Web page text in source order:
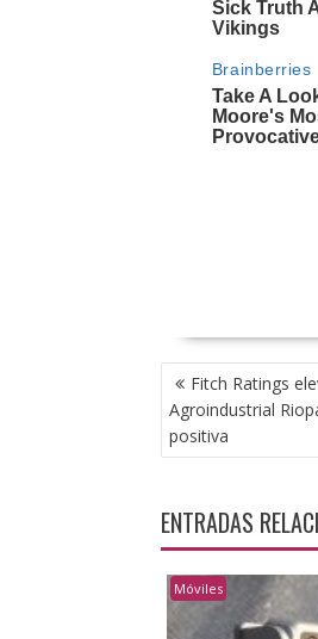
NAVEGACIÓN
DE
ENTRADAS
Fitch Ratings
Agroindustrial
positiva
ENTRADAS
Móviles